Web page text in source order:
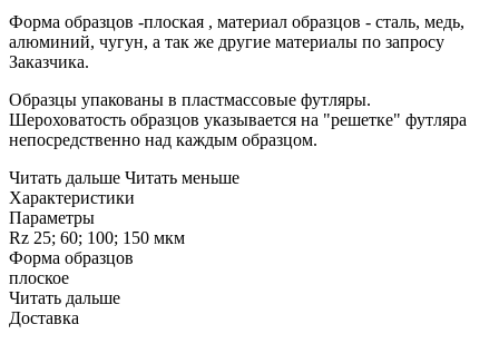
Форма образцов -плоская , материал образцов - сталь, медь,
алюминий, чугун, а так же другие материалы по запросу
Заказчика.
Образцы упакованы в пластмассовые футляры.
Шероховатость образцов указывается на "решетке" футляра
непосредственно над каждым образцом.
Читать дальше Читать меньше
Характеристики
Параметры
Rz 25; 60; 100; 150 мкм
Форма образцов
плоское
Читать дальше
Доставка